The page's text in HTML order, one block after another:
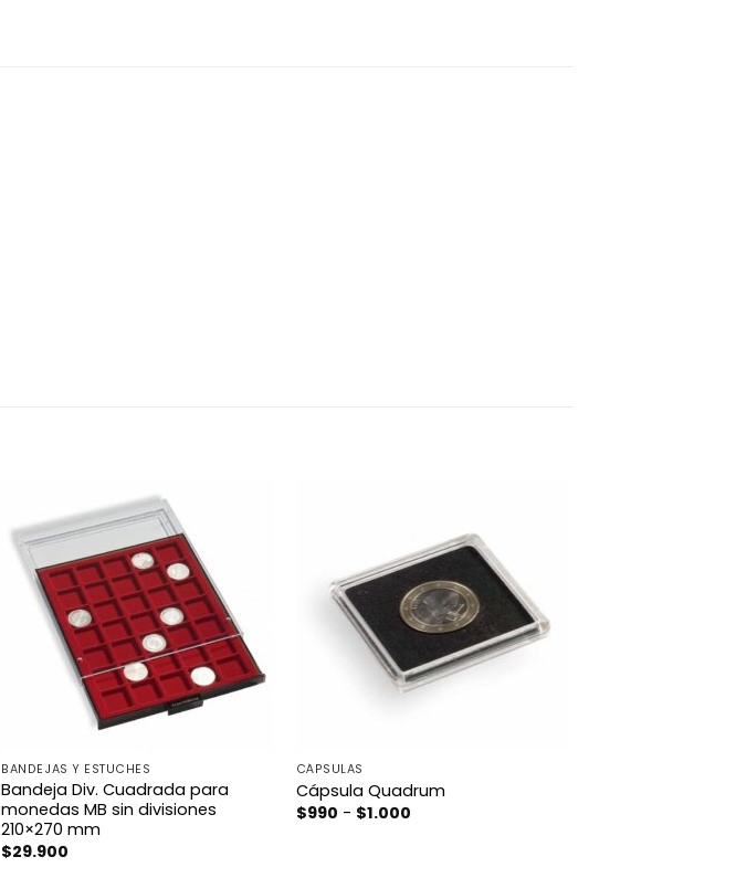
BANDEJAS Y ESTUCHES
Bandeja Div. Cuadrada para
monedas MB sin divisiones
210×270 mm
$29.900
CÁPSULAS
Cápsula Quadrum
$990 - $1.000Rango